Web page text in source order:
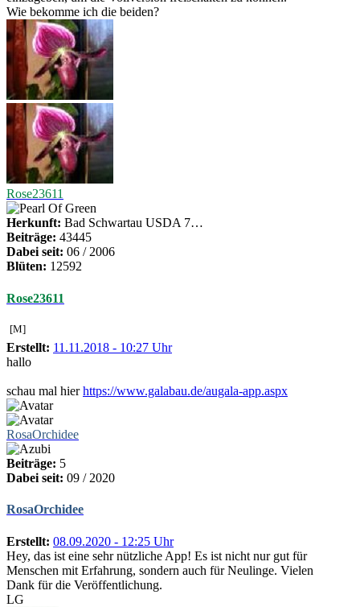
Wie bekomme ich die beiden?
Rose23611
Herkunft: Bad Schwartau USDA 7…
Beiträge: 43445
Dabei seit: 06 / 2006
Blüten: 12592
Rose23611
[M]
Erstellt: 11.11.2018 - 10:27 Uhr
hallo
schau mal hierhttps://www.galabau.de/augala-app.aspx
RosaOrchidee
Beiträge: 5
Dabei seit: 09 / 2020
RosaOrchidee
Erstellt: 08.09.2020 - 12:25 Uhr
Hey, das ist eine sehr nützliche App! Es ist nicht nur gut für
Menschen mit Erfahrung, sondern auch für Neulinge. Vielen
Dank für die Veröffentlichung.
LG